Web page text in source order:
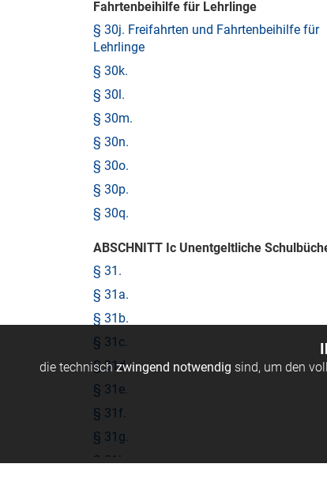
Fahrtenbeihilfe für Lehrlinge
§ 30j. Freifahrten und Fahrtenbeihilfe für
Lehrlinge
§ 30k.
§ 30l.
§ 30m.
§ 30n.
§ 30o.
§ 30p.
§ 30q.
ABSCHNITT Ic Unentgeltliche
§ 31.
§ 31a.
§ 31b.
§ 31c.
§ 31d.
§ 31e.
§ 31f.
§ 31g.
§ 31h.
die technischzwingend notwendig sind, um den